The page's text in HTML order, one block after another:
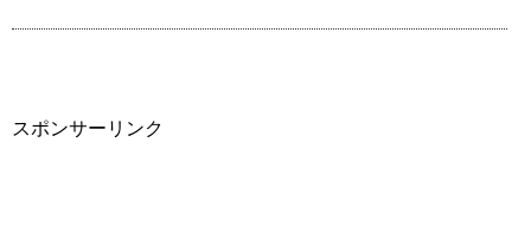
スポンサーリンク